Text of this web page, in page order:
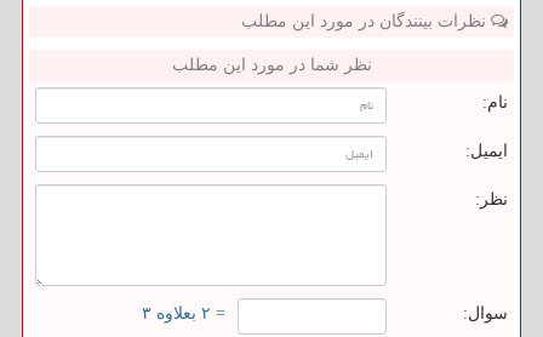
نظرات بینندگان در مورد این مطلب
نظر شما در مورد این مطلب
نام:
ایمیل:
نظر:
سوال: = ۲ بعلاوه ۳